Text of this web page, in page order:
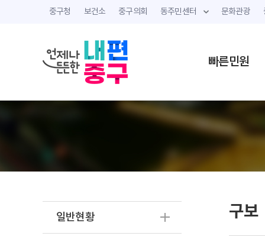
중구청 보건소 중구의회 동주민센터 문화관광
빠른민원
일반현황 구보